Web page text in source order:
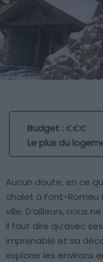
Budget :€€€
Le plus du
Aucun doute, en ce
chalet à Font-Romeu
ville. D’ailleurs, nous
Il faut dire qu’avec
imprenable et sa
explorer les environs